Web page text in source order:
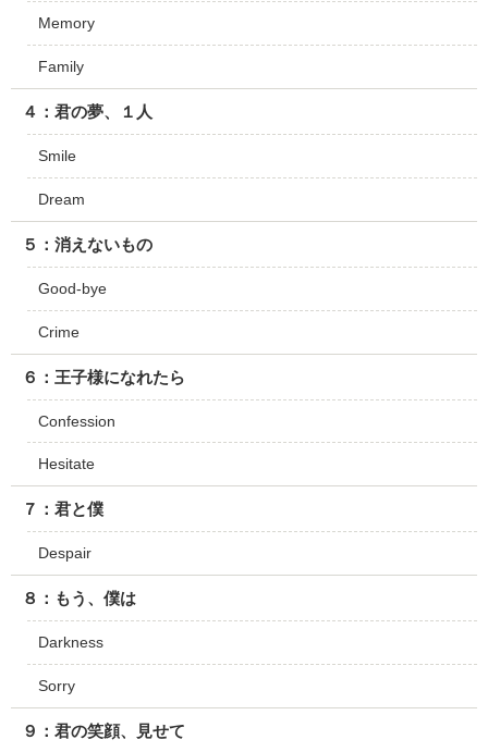
Memory
Family
４：君の夢、１人
Smile
Dream
５：消えないもの
Good-bye
Crime
６：王子様になれたら
Confession
Hesitate
７：君と僕
Despair
８：もう、僕は
Darkness
Sorry
９：君の笑顔、見せて